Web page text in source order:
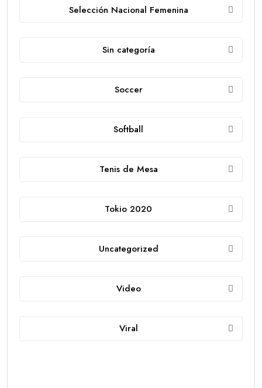
Selección Nacional Femenina
Sin categoría
Soccer
Softball
Tenis de Mesa
Tokio 2020
Uncategorized
Video
Viral